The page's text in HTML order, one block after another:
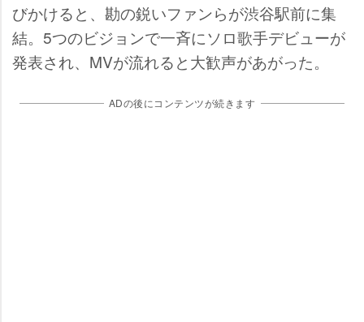
びかけると、勘の鋭いファンらが渋谷駅前に集
結。5つのビジョンで一斉にソロ歌手デビューが
発表され、MVが流れると大歓声があがった。
ADの後にコンテンツが続きます